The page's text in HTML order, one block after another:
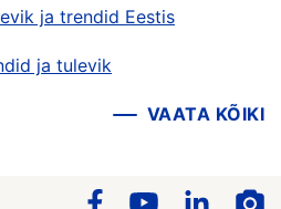
ja trendid Eestis
ja tulevik
VAATA KÕIKI